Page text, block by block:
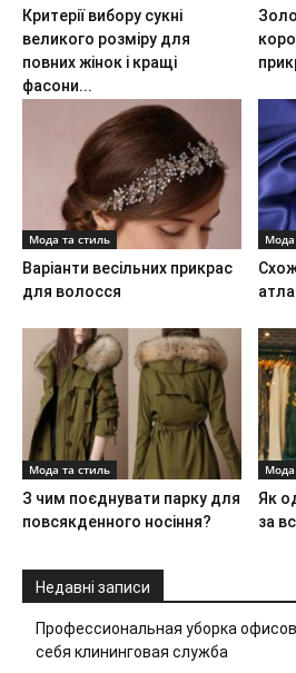
Критерії вибору сукні
великого розміру для
повних жінок і кращі
фасони...
Мода та стиль
Варіанти весільних прикрас
для волосся
Мода
Мода та стиль
З чим поєднувати парку для
повсякденного носіння?
Мода
Як
за
Недавні записи
Профессиональная уборка
себя клининговая служба